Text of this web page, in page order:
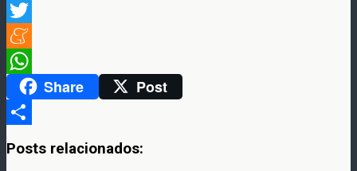
Facebook
Twitter
Meneame
WhatsAppShare Post
Posts relacionados: